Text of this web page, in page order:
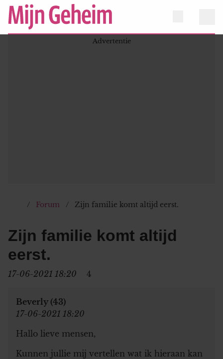
Forum Zijn familie komt altijd eerst.
Zijn familie komt altijd
eerst.
17-06-2021 18:20 4
Beverly (43)
17-06-2021 18:20
Hallo lieve mensen,
Kunnen jullie mij vertellen wat ik hieraan kan